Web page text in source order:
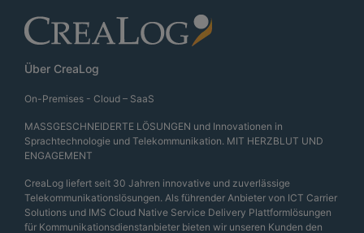
Über CreaLog
On-Premises - Cloud – SaaS
MASSGESCHNEIDERTE LÖSUNGEN und Innovationen in
Sprachtechnologie und Telekommunikation. MIT HERZBLUT UND
ENGAGEMENT
CreaLog liefert seit 30 Jahren innovative und zuverlässige
Telekommunikationslösungen. Als führender Anbieter von ICT Carrier
Solutions und IMS Cloud Native Service Delivery Plattformlösungen
für Kommunikationsdienstanbieter bieten wir unseren Kunden den